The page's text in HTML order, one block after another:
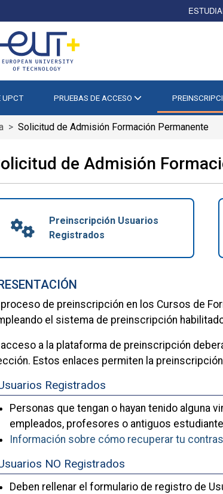
UPCT PRUEBAS DE ACCESO
Solicitud de Admisión Formación Permanente
de Admisión
Preinscripción Usuarios
Registrados
proceso de preinscripción en los Cursos de
el sistema de preinscripción
acceso a la plataforma de preinscripción
Estos enlaces permiten la
Registrados
Personas que tengan o hayan tenido alguna
empleados, profesores o antiguos
Información sobre cómo recuperar tu
NO Registrados
Deben rellenar el formulario de registro de